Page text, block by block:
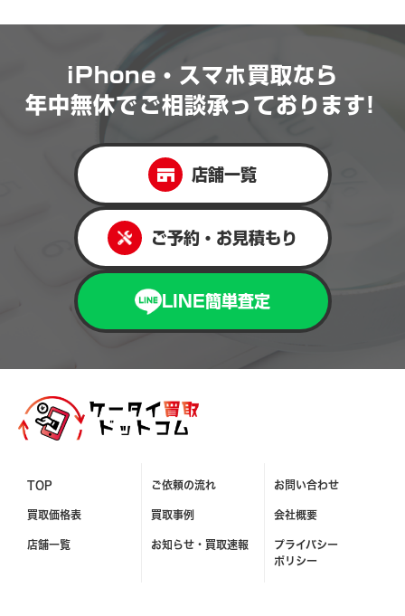
iPhone・スマホ買取なら
年中無休で ご相談承っております!
店舗一覧
ご予約・お見積もり
LINE簡単査定
TOP
買取価格表
店舗一覧
ご依頼の流れ
買取事例
お知らせ・ 買取速報
お問い合わせ
会社概要
プライバシー
ポリシー